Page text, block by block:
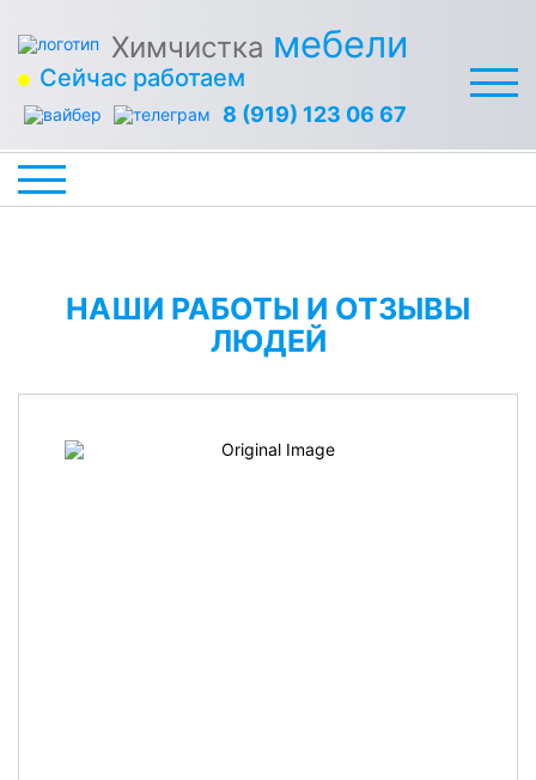
Химчистка мебели
Сейчас работаем
8 (919) 123 06 67
НАШИ РАБОТЫ И ОТЗЫВЫ
ЛЮДЕЙ